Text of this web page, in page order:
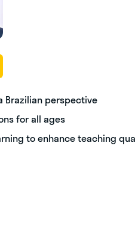
Brazilian perspective
for all ages
to enhance teaching